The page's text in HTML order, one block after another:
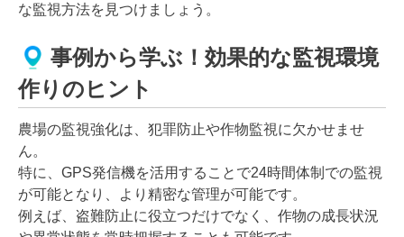
な監視方法を見つけましょう。
事例から学ぶ！効果的な監視環境
作りのヒント
農場の監視強化は、犯罪防止や作物監視に欠かせませ
ん。
特に、GPS発信機を活用することで24時間体制での監視
が可能となり、より精密な管理が可能です。
例えば、盗難防止に役立つだけでなく、作物の成長状況